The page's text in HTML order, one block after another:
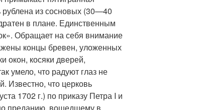
из сосновых (30—40
в плане. Единственным
Обращает на себя внимание
концы бревен, уложенных
окон, косяки дверей,
умело, что радуют глаз не
Известно, что церковь
1702 г.) по приказу Петра I и